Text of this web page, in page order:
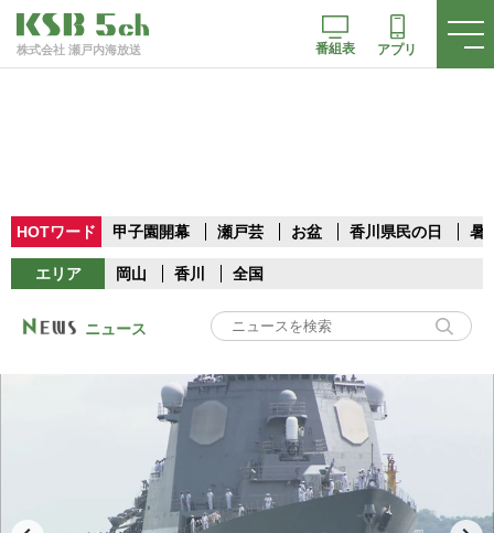
株式会社 瀬戸内海放送 番組表 アプリ
HOTワード 甲子園開幕 瀬戸芸 お盆 香川県民の日 暑
エリア 岡山 香川 全国
ニュース